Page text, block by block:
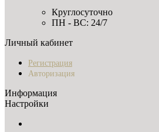
Круглосуточно
ПН - ВС: 24/7
Личный кабинет
Регистрация
Авторизация
Информация
Настройки